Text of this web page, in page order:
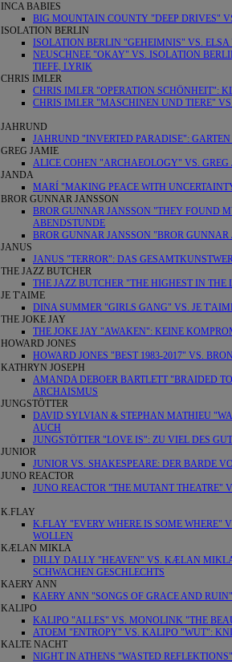
INCA BABIES
BIG MOUNTAIN COUNTY "DEEP DRIVES"
ISOLATION BERLIN
ISOLATION BERLIN "GEHEIMNIS" VS.
NEUSCHNEE "OKAY" VS. ISOLATION
TIEFE, LYRIK
CHRIS IMLER
CHRIS IMLER "OPERATION SCHÖNHEIT":
CHRIS IMLER "MASCHINEN UND TIERE"
JAHRUND
JAHRUND "INVERTED PARADISE":
GREG JAMIE
ALICE COHEN "ARCHAEOLOGY" VS.
JANDA
MARÍ "MAKING PEACE WITH
BROR GUNNAR JANSSON
BROR GUNNAR JANSSON "THEY FOUND
ABENDSTUNDE
BROR GUNNAR JANSSON "BROR
JANUS
JANUS "TERROR": DAS
THE JAZZ BUTCHER
THE JAZZ BUTCHER "THE HIGHEST IN
JE T'AIME
DINA SUMMER "GIRLS GANG" VS. JE
THE JOKE JAY
THE JOKE JAY "AWAKEN": KEINE
HOWARD JONES
HOWARD JONES "BEST 1983-2017" VS.
KATHRYN JOSEPH
AMANDA DEBOER BARTLETT "BRAIDED
ARCHAISMUS
JUNGSTÖTTER
DAVID SYLVIAN & STEPHAN MATHIEU
AUCH
JUNGSTÖTTER "LOVE IS": ZU VIEL DES
JUNIOR
JUNIOR VS. SHAKESPEARE: DER BARDE
JUNO REACTOR
JUNO REACTOR "THE MUTANT THEATRE"
K.FLAY
K.FLAY "EVERY WHERE IS SOME WHERE"
WOLLEN
KÆLAN MIKLA
DILLY DALLY "HEAVEN" VS. KÆLAN
SCHWACHEN GESCHLECHTS
KAERY ANN
KAERY ANN "SONGS OF GRACE AND
KALIPO
KALIPO "ALLES" VS. MONOLINK "THE
ATOEM "ENTROPY" VS. KALIPO "WUT":
KALTE NACHT
NIGHT IN ATHENS "WASTED